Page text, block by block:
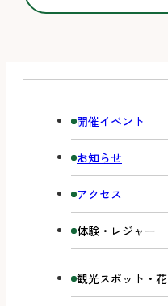
開催イベント
お知らせ
アクセス
体験・レジャー
観光スポット・花